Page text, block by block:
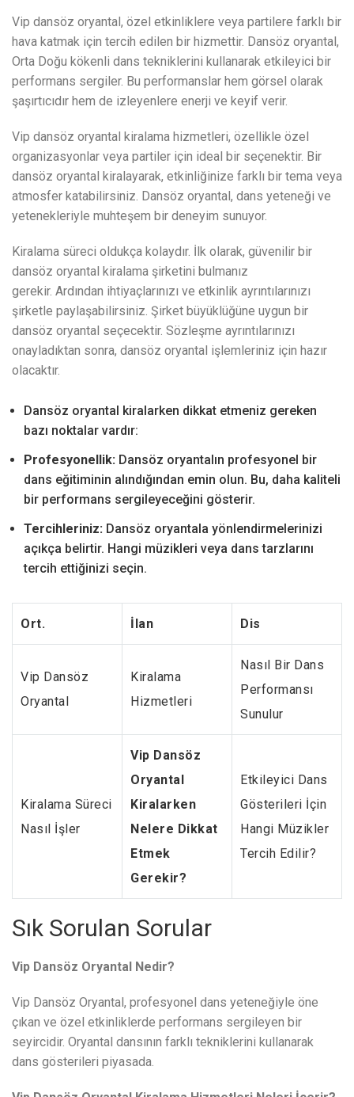
Vip dansöz oryantal, özel etkinliklere veya partilere farklı bir
hava katmak için tercih edilen bir hizmettir. Dansöz oryantal,
Orta Doğu kökenli dans tekniklerini kullanarak etkileyici bir
performans sergiler. Bu performanslar hem görsel olarak
şaşırtıcıdır hem de izleyenlere enerji ve keyif verir.
Vip dansöz oryantal kiralama hizmetleri, özellikle özel
organizasyonlar veya partiler için ideal bir seçenektir. Bir
dansöz oryantal kiralayarak, etkinliğinize farklı bir tema veya
atmosfer katabilirsiniz. Dansöz oryantal, dans yeteneği ve
yetenekleriyle muhteşem bir deneyim sunuyor.
Kiralama süreci oldukça kolaydır. İlk olarak, güvenilir bir
dansöz oryantal kiralama şirketini bulmanız
gerekir. Ardından ihtiyaçlarınızı ve etkinlik ayrıntılarınızı
şirketle paylaşabilirsiniz. Şirket büyüklüğüne uygun bir
dansöz oryantal seçecektir. Sözleşme ayrıntılarınızı
onayladıktan sonra, dansöz oryantal işlemleriniz için hazır
olacaktır.
Dansöz oryantal kiralarken dikkat etmeniz gereken
bazı noktalar vardır:
Profesyonellik: Dansöz oryantalın profesyonel bir
dans eğitiminin alındığından emin olun. Bu, daha kaliteli
bir performans sergileyeceğini gösterir.
Tercihleriniz: Dansöz oryantala yönlendirmelerinizi
açıkça belirtir. Hangi müzikleri veya dans tarzlarını
tercih ettiğinizi seçin.
Ort. İlan Dis
Vip Dansöz
Oryantal
Kiralama
Hizmetleri
Nasıl Bir Dans
Performansı
Sunulur
Kiralama Süreci
Nasıl İşler
Vip Dansöz
Oryantal
Kiralarken
Nelere Dikkat
Etmek
Gerekir?
Etkileyici Dans
Gösterileri İçin
Hangi Müzikler
Tercih Edilir?
Sık Sorulan Sorular
Vip Dansöz Oryantal Nedir?
Vip Dansöz Oryantal, profesyonel dans yeteneğiyle öne
çıkan ve özel etkinliklerde performans sergileyen bir
seyircidir. Oryantal dansının farklı tekniklerini kullanarak
dans gösterileri piyasada.